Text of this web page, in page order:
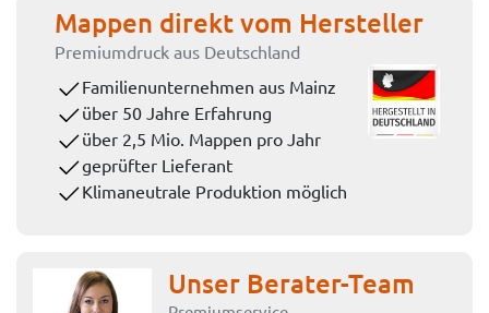
Mappen direkt vom Hersteller
Premiumdruck aus Deutschland
Familienunternehmen aus Mainz
über 50 Jahre Erfahrung
über 2,5 Mio. Mappen pro Jahr
geprüfter Lieferant
Klimaneutrale Produktion möglich
Unser Berater-Team